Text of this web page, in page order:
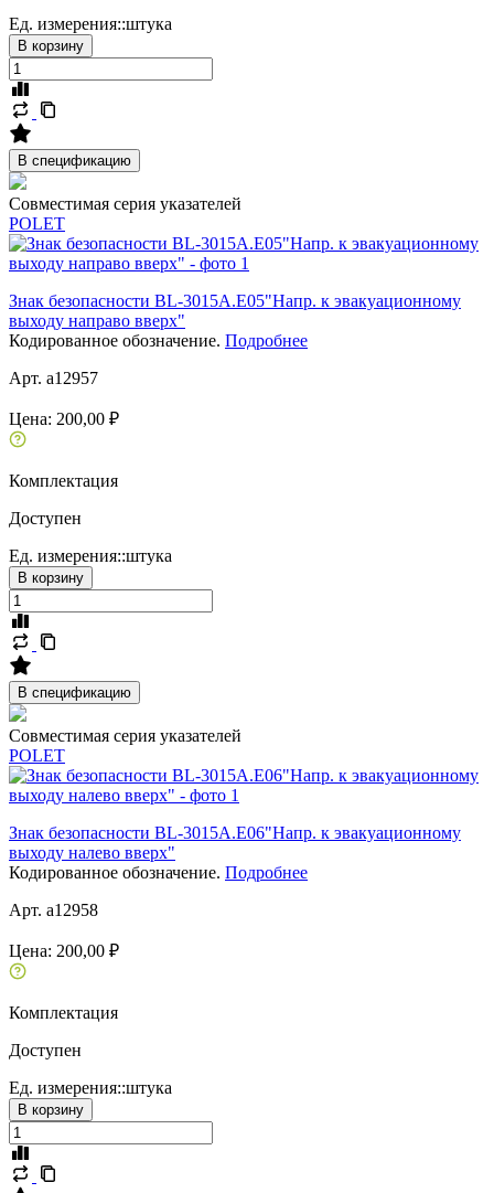
Ед. измерения::штука
В корзину
В спецификацию
Совместимая серия указателей
POLET
Знак безопасности BL-3015A.E05"Напр. к эвакуационному
выходу направо вверх"
Кодированное обозначение. Подробнее
Арт. a12957
Цена: 200,00 ₽
Комплектация
Доступен
Ед. измерения::штука
В корзину
В спецификацию
Совместимая серия указателей
POLET
Знак безопасности BL-3015A.E06"Напр. к эвакуационному
выходу налево вверх"
Кодированное обозначение. Подробнее
Арт. a12958
Цена: 200,00 ₽
Комплектация
Доступен
Ед. измерения::штука
В корзину